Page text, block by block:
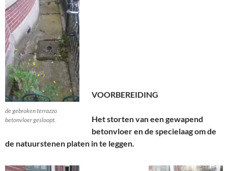
de gebroken terrazzo
betonvloer gesloopt.
VOORBEREIDING
Het storten van een gewapend
betonvloer en de specielaag om de
de natuurstenen platen in te leggen.